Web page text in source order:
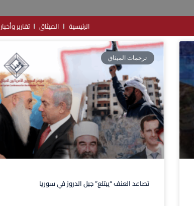
الرئيسية
الميثاق تقارير وأخبار
ترجمات الميثاق
تصاعد العنف “يبتلع” جبل الدروز في سوريا